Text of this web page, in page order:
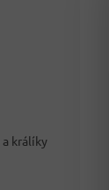
králíky